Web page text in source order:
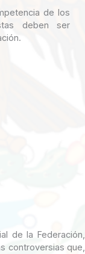
de los
deben ser
de la Federación,
controversias que,